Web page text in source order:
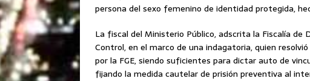
persona del sexo femenino de identidad protegida,
La fiscal del Ministerio Público, adscrita la Fiscalía
Control, en el marco de una indagatoria, quien
por la FGE, siendo suficientes para dictar auto de
fijando la medida cautelar de prisión preventiva al